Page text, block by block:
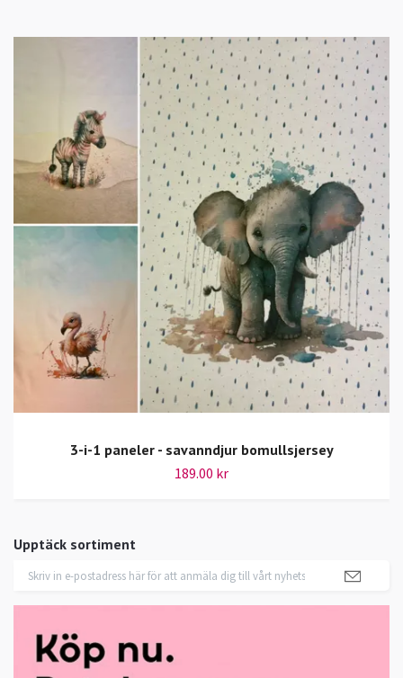
Upptäck sortiment
3-i-1 paneler - savanndjur bomullsjersey
189.00 kr